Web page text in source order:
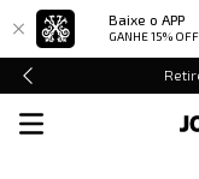
Baixe o APP
GANHE 15% OFF